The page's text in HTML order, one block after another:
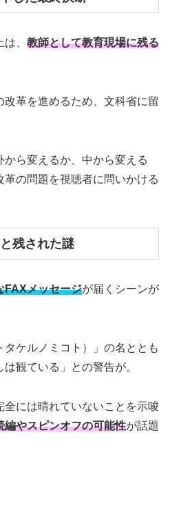
、 教師として教育現場に残る
革を進めるため、文科省に留
ら変えるか、中から変える
の問題を視聴者に問いかける
残された謎
FAXメッセージが届くシーンが
ケルノミコト）」の名ととも
観ている」との警告が。
全には晴れていないことを示唆
編やスピンオフの可能性が話題